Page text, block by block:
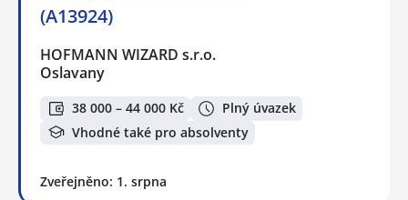
(A13924)
HOFMANN WIZARD s.r.o.
Oslavany
38 000 – 44 000 Kč
Plný úvazek
Vhodné také pro absolventy
Zveřejněno: 1. srpna